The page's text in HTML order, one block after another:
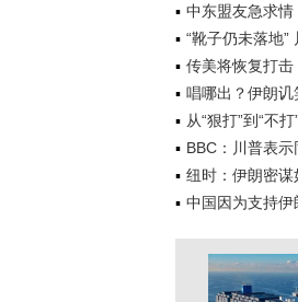
中东盟友急求情
“靴子仍未落地
传美将恢复打
唱哪出？伊朗讥
从“狠打”到“不
BBC：川普表
纽时：伊朗密
中国因为支持